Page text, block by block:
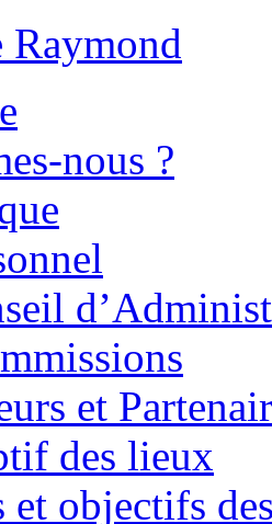
Raymond
nous ?
et
des lieux
et objectifs